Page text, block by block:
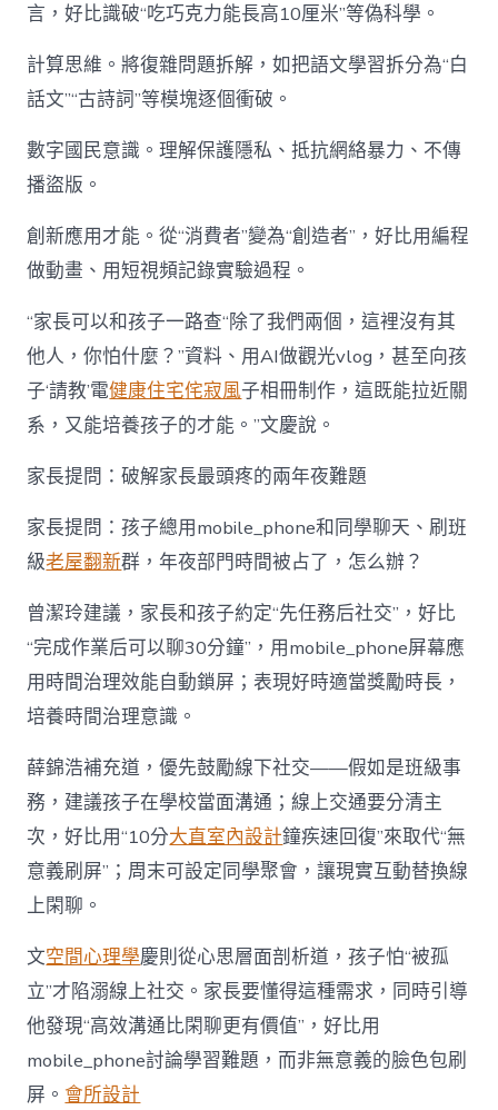
言，好比識破“吃巧克力能長高10厘米”等偽科學。
計算思維。將復雜問題拆解，如把語文學習拆分為“白
話文”“古詩詞”等模塊逐個衝破。
數字國民意識。理解保護隱私、抵抗網絡暴力、不傳
播盜版。
創新應用才能。從“消費者”變為“創造者”，好比用編程
做動畫、用短視頻記錄實驗過程。
“家長可以和孩子一路查“除了我們兩個，這裡沒有其
他人，你怕什麼？”資料、用AI做觀光vlog，甚至向孩
子‘請教’電健康住宅侘寂風子相冊制作，這既能拉近關
系，又能培養孩子的才能。”文慶說。
家長提問：破解家長最頭疼的兩年夜難題
家長提問：孩子總用mobile_phone和同學聊天、刷班
級老屋翻新群，年夜部門時間被占了，怎么辦？
曾潔玲建議，家長和孩子約定“先任務后社交”，好比
“完成作業后可以聊30分鐘”，用mobile_phone屏幕應
用時間治理效能自動鎖屏；表現好時適當獎勵時長，
培養時間治理意識。
薛錦浩補充道，優先鼓勵線下社交——假如是班級事
務，建議孩子在學校當面溝通；線上交通要分清主
次，好比用“10分大直室內設計鐘疾速回復”來取代“無
意義刷屏”；周末可設定同學聚會，讓現實互動替換線
上閑聊。
文空間心理學慶則從心思層面剖析道，孩子怕“被孤
立”才陷溺線上社交。家長要懂得這種需求，同時引導
他發現“高效溝通比閑聊更有價值”，好比用
mobile_phone討論學習難題，而非無意義的臉色包刷
屏。會所設計